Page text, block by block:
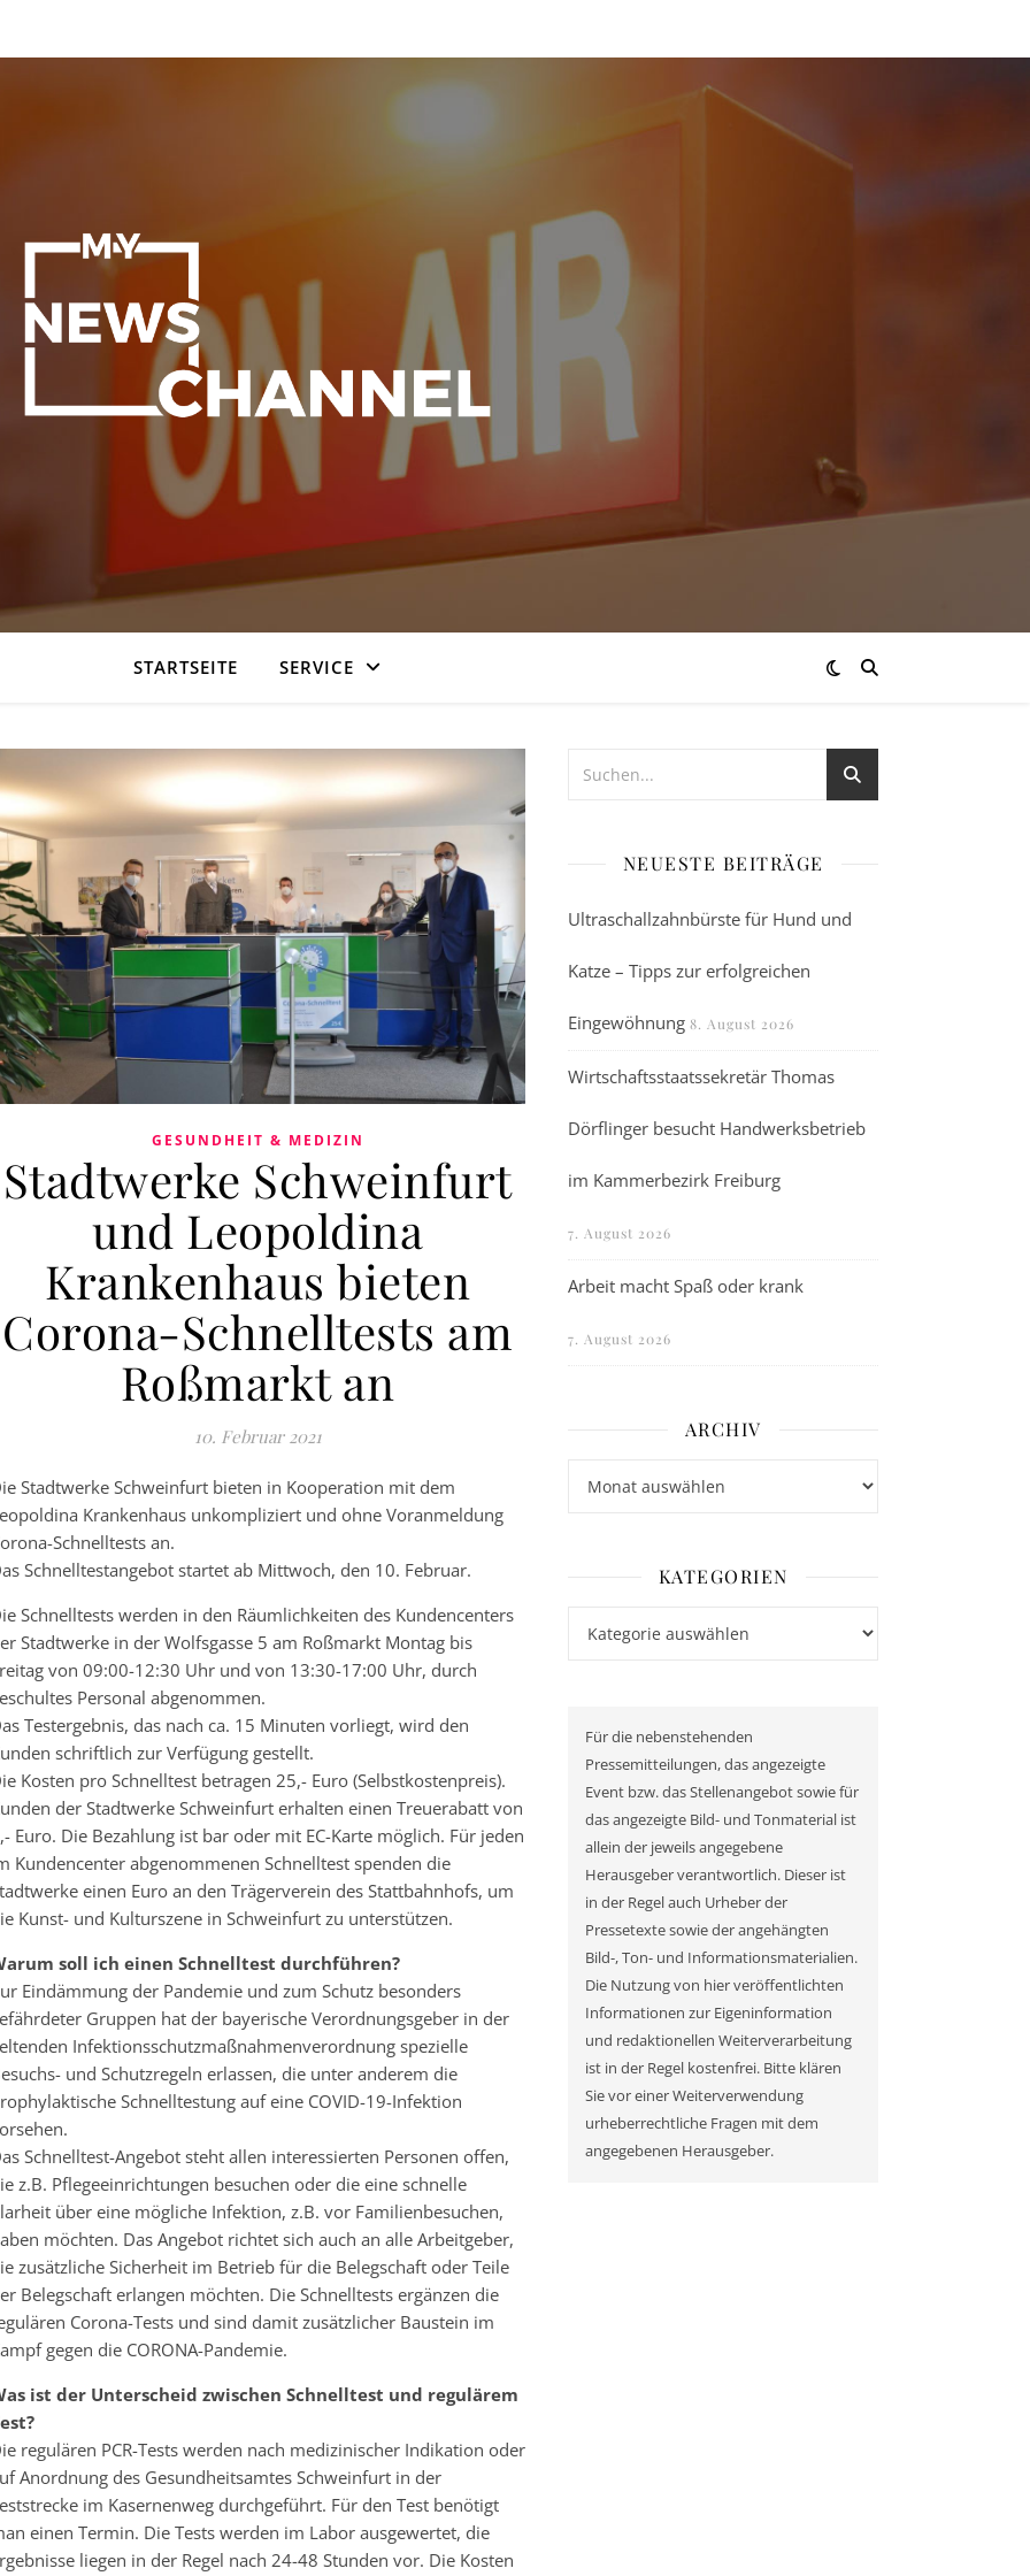
STARTSEITE SERVICE
GESUNDHEIT & MEDIZIN
Stadtwerke Schweinfurt
und Leopoldina
Krankenhaus bieten
Corona-Schnelltests am
Roßmarkt an
10. Februar 2021
Stadtwerke Schweinfurt bieten in Kooperation mit dem
Krankenhaus unkompliziert und ohne Voranmeldung
Schnelltests an.
Schnelltestangebot startet ab Mittwoch, den 10. Februar.
Schnelltests werden in den Räumlichkeiten des Kundencenters
Stadtwerke in der Wolfsgasse 5 am Roßmarkt Montag bis
von 09:00-12:30 Uhr und von 13:30-17:00 Uhr, durch
Personal abgenommen.
Testergebnis, das nach ca. 15 Minuten vorliegt, wird den
schriftlich zur Verfügung gestellt.
Kosten pro Schnelltest betragen 25,- Euro (Selbstkostenpreis).
der Stadtwerke Schweinfurt erhalten einen Treuerabatt von
Euro. Die Bezahlung ist bar oder mit EC-Karte möglich. Für jeden
Kundencenter abgenommenen Schnelltest spenden die
einen Euro an den Trägerverein des Stattbahnhofs, um
Kunst- und Kulturszene in Schweinfurt zu unterstützen.
soll ich einen Schnelltest durchführen?
Eindämmung der Pandemie und zum Schutz besonders
Gruppen hat der bayerische Verordnungsgeber in der
Infektionsschutzmaßnahmenverordnung spezielle
und Schutzregeln erlassen, die unter anderem die
Schnelltestung auf eine COVID-19-Infektion
Schnelltest-Angebot steht allen interessierten Personen offen,
z.B. Pflegeeinrichtungen besuchen oder die eine schnelle
über eine mögliche Infektion, z.B. vor Familienbesuchen,
möchten. Das Angebot richtet sich auch an alle Arbeitgeber,
zusätzliche Sicherheit im Betrieb für die Belegschaft oder Teile
Belegschaft erlangen möchten. Die Schnelltests ergänzen die
Corona-Tests und sind damit zusätzlicher Baustein im
gegen die CORONA-Pandemie.
ist der Unterscheid zwischen Schnelltest und regulärem
regulären PCR-Tests werden nach medizinischer Indikation oder
Anordnung des Gesundheitsamtes Schweinfurt in der
im Kasernenweg durchgeführt. Für den Test benötigt
einen Termin. Die Tests werden im Labor ausgewertet, die
liegen in der Regel nach 24-48 Stunden vor. Die Kosten
NEUESTE BEITRÄGE
Ultraschallzahnbürste für Hund und
Katze – Tipps zur erfolgreichen
Eingewöhnung 8. August 2026
Wirtschaftsstaatssekretär Thomas
Dörflinger besucht Handwerksbetrieb
im Kammerbezirk Freiburg
7. August 2026
Arbeit macht Spaß oder krank
7. August 2026
ARCHIV
KATEGORIEN
Für die nebenstehenden
Pressemitteilungen, das angezeigte
Event bzw. das Stellenangebot sowie für
das angezeigte Bild- und Tonmaterial ist
allein der jeweils angegebene
Herausgeber verantwortlich. Dieser ist
in der Regel auch Urheber der
Pressetexte sowie der angehängten
Bild-, Ton- und Informationsmaterialien.
Die Nutzung von hier veröffentlichten
Informationen zur Eigeninformation
und redaktionellen Weiterverarbeitung
ist in der Regel kostenfrei. Bitte klären
Sie vor einer Weiterverwendung
urheberrechtliche Fragen mit dem
angegebenen Herausgeber.